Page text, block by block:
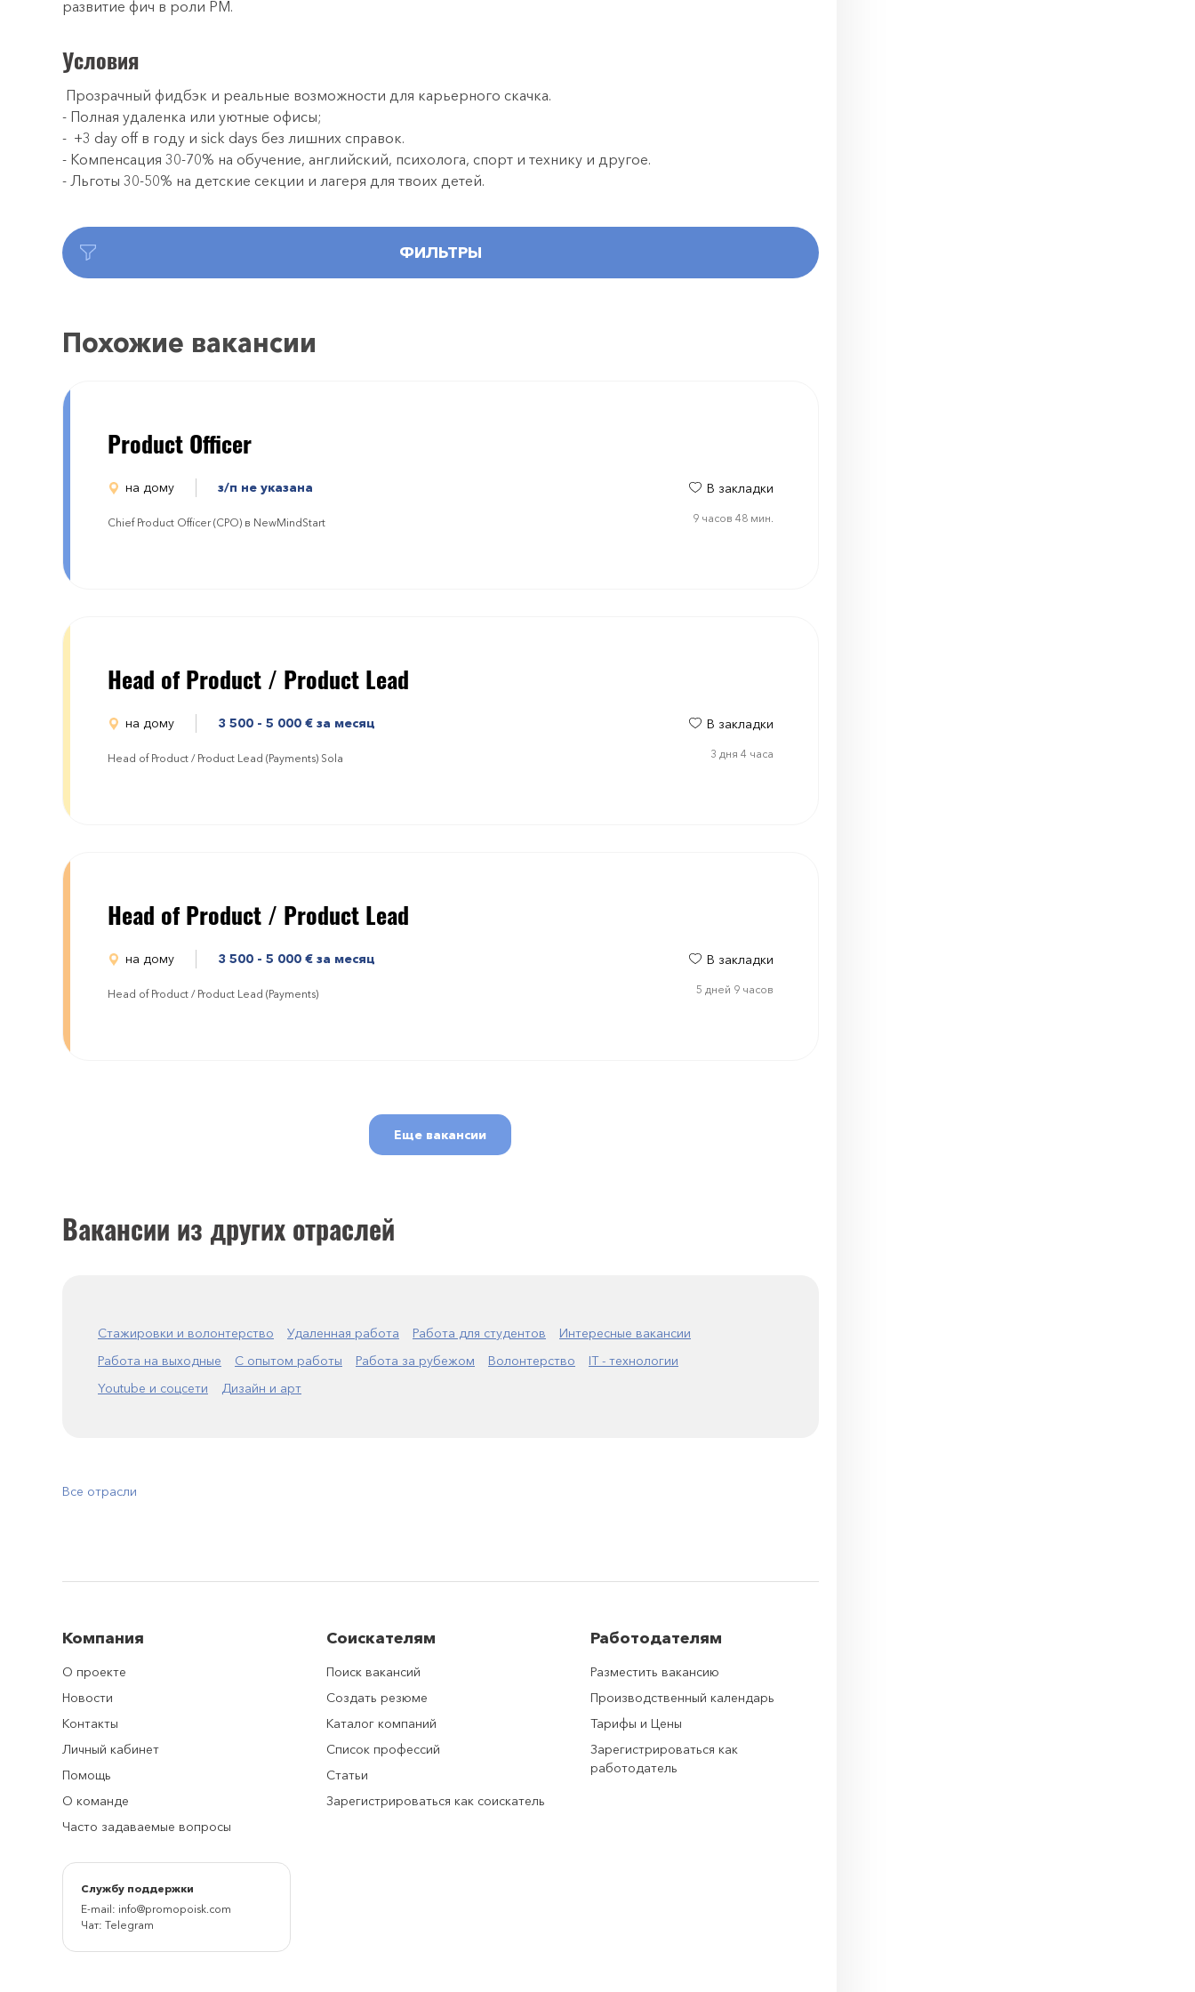
развитие фич в роли PM.
Условия
Прозрачный фидбэк и реальные возможности для карьерного скачка.
- Полная удаленка или уютные офисы;
- +3 day off в году и sick days без лишних справок.
- Компенсация 30-70% на обучение, английский, психолога, спорт и технику и другое.
- Льготы 30-50% на детские секции и лагеря для твоих детей.
ФИЛЬТРЫ
Похожие вакансии
Product Officer
на дому з/п не указана
Chief Product Officer (CPO) в NewMindStart
В закладки
9 часов 48 мин.
Head of Product / Product Lead
на дому 3 500 - 5 000 € за месяц
Head of Product / Product Lead (Payments) Sola
В закладки
3 дня 4 часа
Head of Product / Product Lead
на дому 3 500 - 5 000 € за месяц
Head of Product / Product Lead (Payments)
В закладки
5 дней 9 часов
Еще вакансии
Вакансии из других отраслей
Стажировки и волонтерство Удаленная работа Работа для студентов
Интересные вакансии
Работа на выходные
С опытом работы Работа за рубежом Волонтерство
IT - технологии
Youtube и соцсети
Дизайн и арт
Все отрасли
Компания
О проекте
Новости
Контакты
Личный кабинет
Помощь
О команде
Часто задаваемые вопросы
Cлужбу поддержки
E-mail: info@promopoisk.com
Чат: Telegram
Соискателям
Поиск вакансий
Создать резюме
Каталог компаний
Список профессий
Статьи
Зарегистрироваться как соискатель
Работодателям
Разместить вакансию
Производственный календарь
Тарифы и Цены
Зарегистрироваться как
работодатель